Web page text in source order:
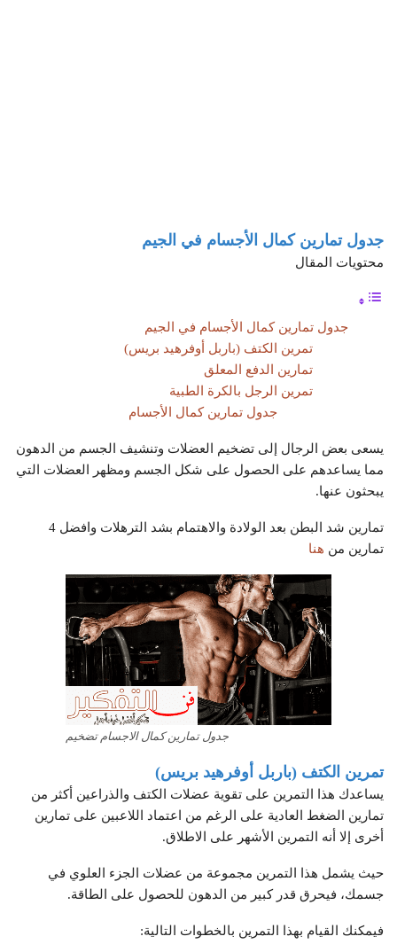
جدول تمارين كمال الأجسام في الجيم
محتويات المقال
جدول تمارين كمال الأجسام في الجيم
تمرين الكتف (باربل أوفرهيد بريس)
تمارين الدفع المعلق
تمرين الرجل بالكرة الطبية
جدول تمارين كمال الأجسام
يسعى بعض الرجال إلى تضخيم العضلات وتنشيف الجسم من الدهون
مما يساعدهم على الحصول على شكل الجسم ومظهر العضلات التي
يبحثون عنها.
تمارين شد البطن بعد الولادة والاهتمام بشد الترهلات وافضل 4
تمارين من هنا
جدول تمارين كمال الاجسام تضخيم
تمرين الكتف (باربل أوفرهيد بريس)
يساعدك هذا التمرين على تقوية عضلات الكتف والذراعين أكثر من
تمارين الضغط العادية على الرغم من اعتماد اللاعبين على تمارين
أخرى إلا أنه التمرين الأشهر على الاطلاق.
حيث يشمل هذا التمرين مجموعة من عضلات الجزء العلوي في
جسمك، فيحرق قدر كبير من الدهون للحصول على الطاقة.
فيمكنك القيام بهذا التمرين بالخطوات التالية: